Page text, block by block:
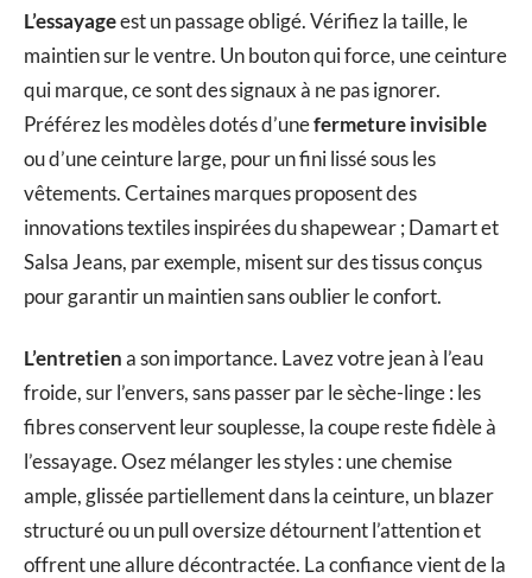
L’essayageest un passage obligé. Vérifiez la taille, le
maintien sur le ventre. Un bouton qui force, une ceinture
qui marque, ce sont des signaux à ne pas ignorer.
Préférez les modèles dotés d’unefermeture invisible
ou d’une ceinture large, pour un fini lissé sous les
vêtements. Certaines marques proposent des
innovations textiles inspirées du shapewear ; Damart et
Salsa Jeans, par exemple, misent sur des tissus conçus
pour garantir un maintien sans oublier le confort.
L’entretiena son importance. Lavez votre jean à l’eau
froide, sur l’envers, sans passer par le sèche-linge : les
fibres conservent leur souplesse, la coupe reste fidèle à
l’essayage. Osez mélanger les styles : une chemise
ample, glissée partiellement dans la ceinture, un blazer
structuré ou un pull oversize détournent l’attention et
offrent une allure décontractée. La confiance vient de la